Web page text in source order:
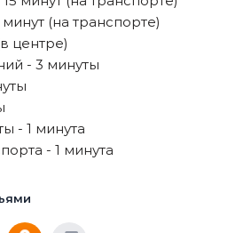
(на транспорте)
центре)
- 3 минуты
- 1 минута
- 1 минута